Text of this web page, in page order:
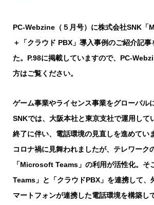
PC-Webzine（５月号）に株式会社SNK「
＋「クラウド PBX」導入事例のご紹介記
た。P.98に掲載していますので、PC-
方はご覧ください。
ゲーム事業やライセンス事業をグローバル
SNKでは、大阪本社と東京支社で運用して
終了に伴い、電話環境の見直しを進めてい
コロナ禍に見舞われましたが、テレワーク
「Microsoft Teams」の利用が活性化。
Teams」と「クラウドPBX」を連携して、
マートフォンが連携した電話環境を構築し